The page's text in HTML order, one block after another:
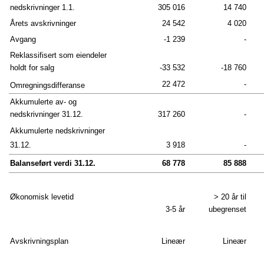
nedskrivninger 1.1.
305 016
14 740
Årets avskrivninger
24 542
4 020
Avgang
-1 239
-
Reklassifisert som eiendeler
holdt for salg
-33 532
-18 760
Omregningsdifferanse
22 472
-
Akkumulerte av- og
nedskrivninger 31.12.
317 260
-
Akkumulerte nedskrivninger
31.12.
3 918 -
Balanseført verdi 31.12. 68 778 85 888
Økonomisk levetid
3-5 år
> 20 år til
ubegrenset
Avskrivningsplan Lineær Lineær